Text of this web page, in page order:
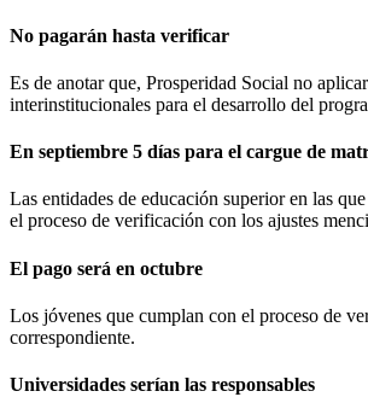
No pagarán hasta verificar
Es de anotar que, Prosperidad Social no
interinstitucionales para el desarrollo del
En septiembre 5 días para el cargue de
Las entidades de educación superior en las
el proceso de verificación con los ajustes
El pago será en octubre
Los jóvenes que cumplan con el proceso de
correspondiente.
Universidades serían las responsables